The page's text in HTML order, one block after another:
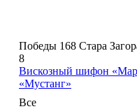
Победы 168 Стара
8
Вискозный шифон
«Мустанг»
Все